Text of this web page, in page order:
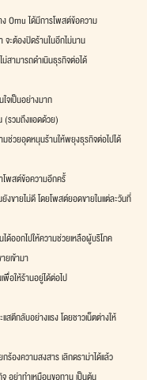
Omu ได้มีการโพสต์ข้อความ
ะต้องปิดร้านในอีกไม่นาน
สามารถดำเนินธุรกิจต่อได้
จเป็นอย่างมาก
(รวมถึงแอดด้วย)
ช่วยอุดหนุนร้านให้พยุงธุรกิจต่อไปได้
โพสต์ข้อความอีกครั้
ด้ออกไปให้ความช่วยเหลือผู้บริโภค
ยเข้ามา
อให้ร้านอยู่ได้ต่อไป
สตีกลับอย่างแรง โดยชาวเน็ตต่างให้
กร้องความสงสาร เลิกดราม่าได้แล้ว